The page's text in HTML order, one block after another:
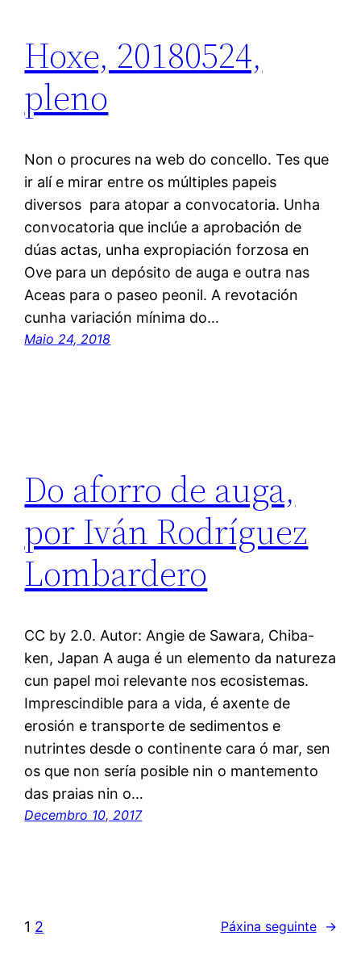
Hoxe, 20180524,
pleno
Non o procures na web do concello. Tes que
ir alí e mirar entre os múltiples papeis
diversos para atopar a convocatoria. Unha
convocatoria que inclúe a aprobación de
dúas actas, unha expropiación forzosa en
Ove para un depósito de auga e outra nas
Aceas para o paseo peonil. A revotación
cunha variación mínima do…
Maio 24, 2018
Do aforro de auga,
por Iván Rodríguez
Lombardero
CC by 2.0. Autor: Angie de Sawara, Chiba-
ken, Japan A auga é un elemento da natureza
cun papel moi relevante nos ecosistemas.
Imprescindible para a vida, é axente de
erosión e transporte de sedimentos e
nutrintes desde o continente cara ó mar, sen
os que non sería posible nin o mantemento
das praias nin o…
Decembro 10, 2017
1 2 Páxina seguinte →